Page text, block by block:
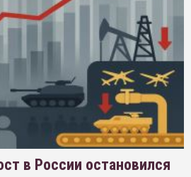
в России остановился